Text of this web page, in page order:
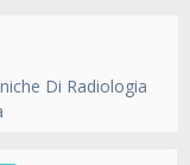
Di Radiologia